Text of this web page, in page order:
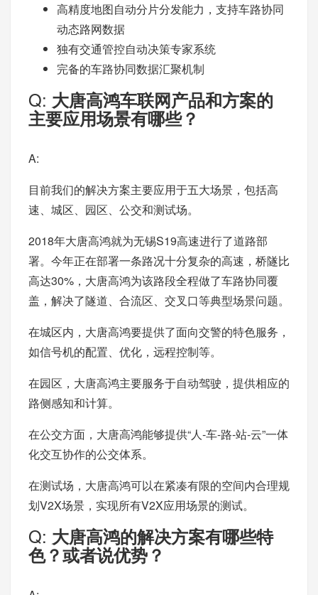
高精度地图自动分片分发能力，支持车路协同
动态路网数据
独有交通管控自动决策专家系统
完备的车路协同数据汇聚机制
Q: 大唐高鸿车联网产品和方案的
主要应用场景有哪些？
A:
目前我们的解决方案主要应用于五大场景，包括高
速、城区、园区、公交和测试场。
2018年大唐高鸿就为无锡S19高速进行了道路部
署。今年正在部署一条路况十分复杂的高速，桥隧比
高达30%，大唐高鸿为该路段全程做了车路协同覆
盖，解决了隧道、合流区、交叉口等典型场景问题。
在城区内，大唐高鸿要提供了面向交警的特色服务，
如信号机的配置、优化，远程控制等。
在园区，大唐高鸿主要服务于自动驾驶，提供相应的
路侧感知和计算。
在公交方面，大唐高鸿能够提供“人-车-路-站-云”一体
化交互协作的公交体系。
在测试场，大唐高鸿可以在紧凑有限的空间内合理规
划V2X场景，实现所有V2X应用场景的测试。
Q: 大唐高鸿的解决方案有哪些特
色？或者说优势？